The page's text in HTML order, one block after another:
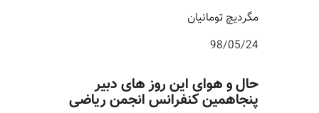
مگردیچ تومانیان
98/05/24
حال و هوای این روز های دبیر
پنجاهمین کنفرانس انجمن ریاضی